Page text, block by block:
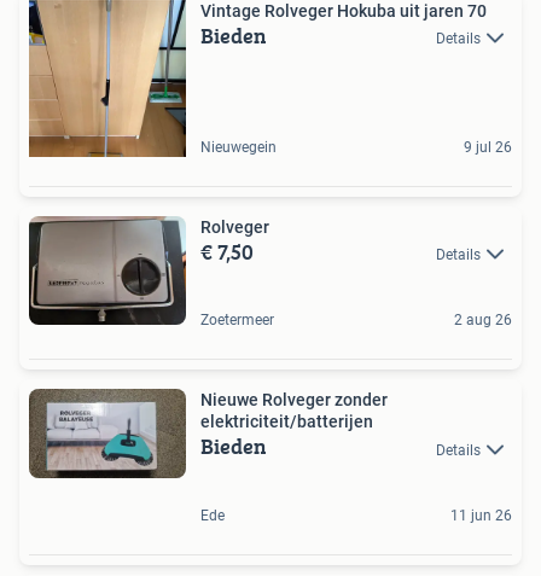
Vintage Rolveger Hokuba uit jaren 70
Bieden Details
Nieuwegein 9 jul 26
Rolveger
€ 7,50 Details
Zoetermeer 2 aug 26
Nieuwe Rolveger zonder
elektriciteit/batterijen
Bieden Details
Ede 11 jun 26